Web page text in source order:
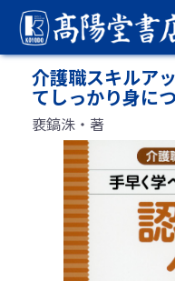
介護職スキルア
てしっかり身に
裵鎬洙・著